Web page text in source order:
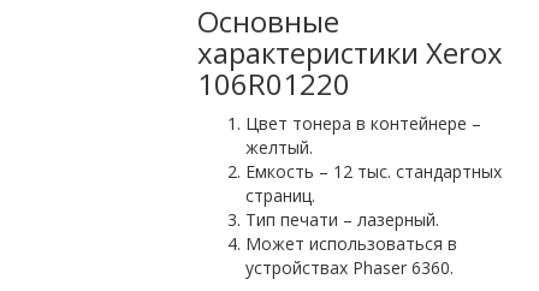
Основные
характеристики Xerox
106R01220
Цвет тонера в контейнере –
желтый.
Емкость – 12 тыс. стандартных
страниц.
Тип печати – лазерный.
Может использоваться в
устройствах Phaser 6360.